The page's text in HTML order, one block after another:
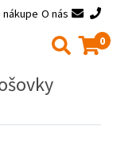
nákupe O nás
0